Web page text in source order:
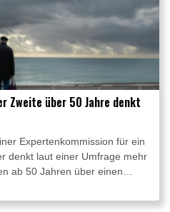
Zweite über 50 Jahre denkt
Expertenkommission für ein
denkt laut einer Umfrage mehr
ab 50 Jahren über einen
geht aus dem aktuellen DAK-
die Kasse am Montag in